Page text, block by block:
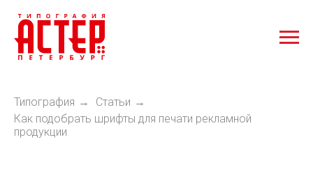
Типография → Статьи →
Как подобрать шрифты для печати рекламной
продукции